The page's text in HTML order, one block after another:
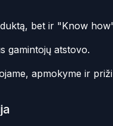
bet ir "Know
gamintojų atstovo.
apmokyme ir